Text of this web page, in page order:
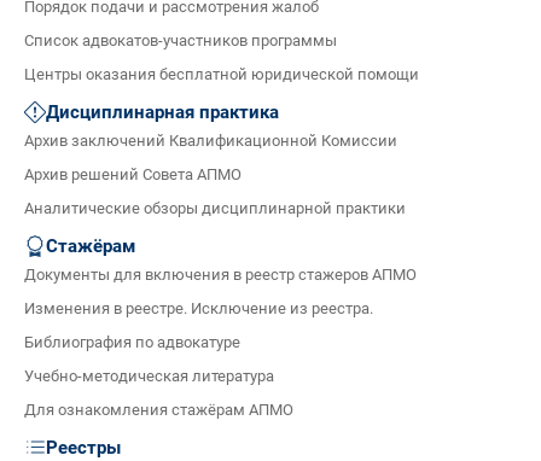
Порядок подачи и рассмотрения жалоб
Список адвокатов-участников программы
Центры оказания бесплатной юридической помощи
Дисциплинарная практика
Архив заключений Квалификационной Комиссии
Архив решений Совета АПМО
Аналитические обзоры дисциплинарной практики
Стажёрам
Документы для включения в реестр стажеров АПМО
Изменения в реестре. Исключение из реестра.
Библиография по адвокатуре
Учебно-методическая литература
Для ознакомления стажёрам АПМО
Реестры